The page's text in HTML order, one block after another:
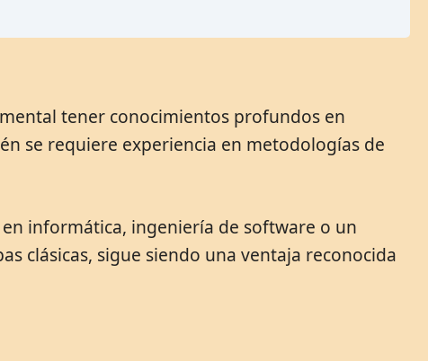
tener conocimientos profundos en
se requiere experiencia en metodologías de
informática, ingeniería de software o un
clásicas, sigue siendo una ventaja reconocida